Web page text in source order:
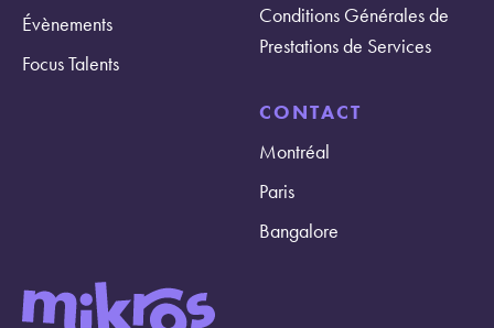
Évènements
Focus Talents
Conditions Générales de
Prestations de Services
CONTACT
Montréal
Paris
Bangalore